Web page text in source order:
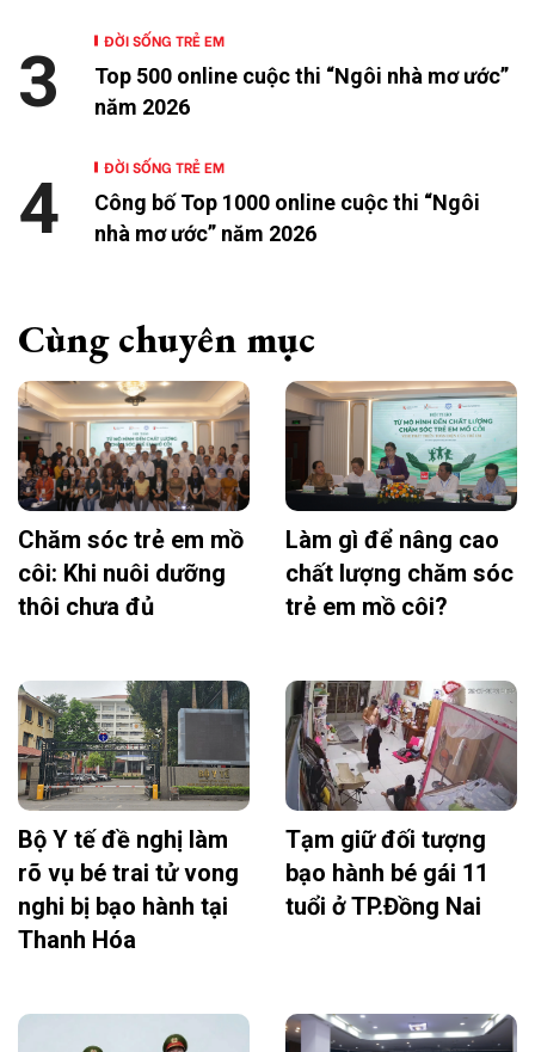
ĐỜI SỐNG TRẺ EM
Top 500 online cuộc thi “Ngôi nhà mơ ước”
năm 2026
3
ĐỜI SỐNG TRẺ EM
Công bố Top 1000 online cuộc thi “Ngôi
nhà mơ ước” năm 2026
4
Cùng chuyên mục
Chăm sóc trẻ em mồ
côi: Khi nuôi dưỡng
thôi chưa đủ
Làm gì để nâng cao
chất lượng chăm sóc
trẻ em mồ côi?
Bộ Y tế đề nghị làm
rõ vụ bé trai tử vong
nghi bị bạo hành tại
Thanh Hóa
Tạm giữ đối tượng
bạo hành bé gái 11
tuổi ở TP.Đồng Nai